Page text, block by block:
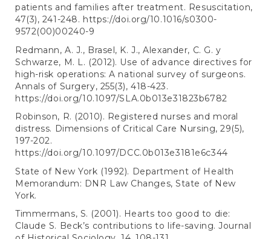
patients and families after treatment. Resuscitation,
47(3), 241-248. https://doi.org/10.1016/s0300-
9572(00)00240-9
Redmann, A. J., Brasel, K. J., Alexander, C. G. y
Schwarze, M. L. (2012). Use of advance directives for
high-risk operations: A national survey of surgeons.
Annals of Surgery, 255(3), 418-423.
https://doi.org/10.1097/SLA.0b013e31823b6782
Robinson, R. (2010). Registered nurses and moral
distress. Dimensions of Critical Care Nursing, 29(5),
197-202.
https://doi.org/10.1097/DCC.0b013e3181e6c344
State of New York (1992). Department of Health
Memorandum: DNR Law Changes, State of New
York.
Timmermans, S. (2001). Hearts too good to die:
Claude S. Beck’s contributions to life-saving. Journal